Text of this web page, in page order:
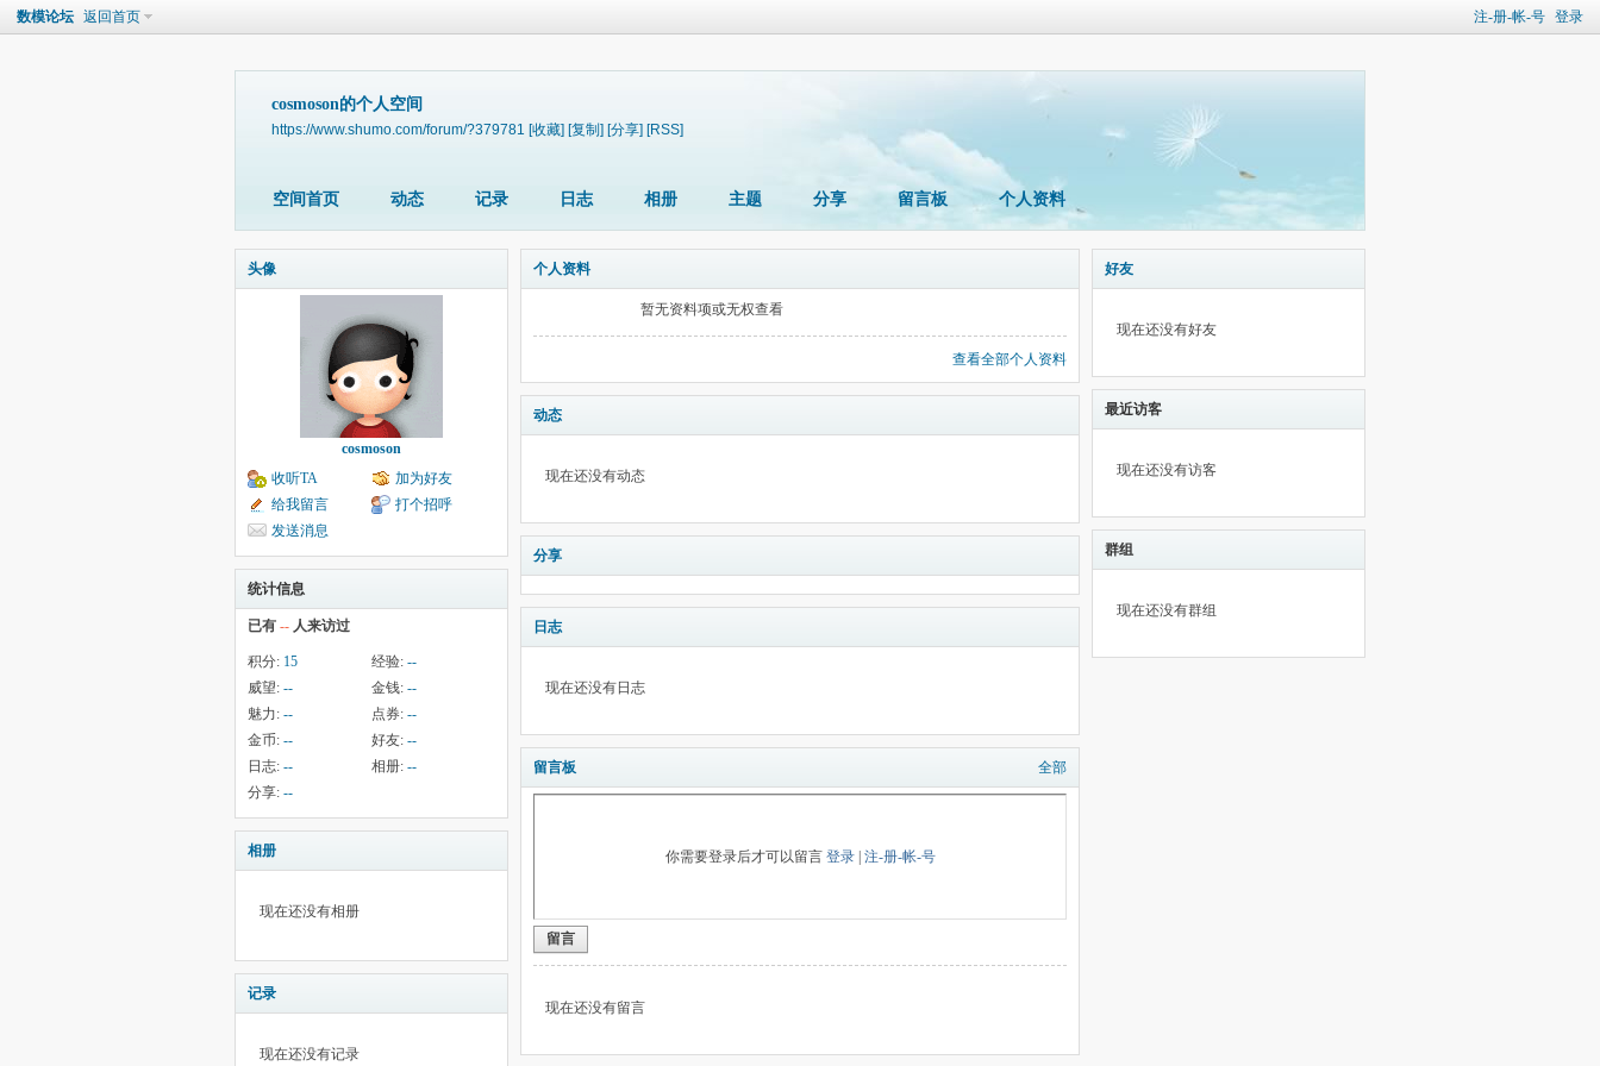
注-册-帐-号 登录
数模论坛 返回首页
cosmoson的个人空间
https://www.shumo.com/forum/?379781 [收藏] [复制] [分享] [RSS]
空间首页 动态 记录 日志 相册 主题 分享 留言板 个人资料
头像
cosmoson
收听TA
加为好友
给我留言
打个招呼
发送消息
统计信息
已有 -- 人来访过
积分: 15 经验: --
威望: -- 金钱: --
魅力: -- 点券: --
金币: -- 好友: --
日志: -- 相册: --
分享: --
相册
现在还没有相册
记录
现在还没有记录
个人资料
暂无资料项或无权查看
查看全部个人资料
动态
现在还没有动态
分享
日志
现在还没有日志
留言板 全部
你需要登录后才可以留言 登录| 注-册-帐-号
留言
现在还没有留言
好友
现在还没有好友
最近访客
现在还没有访客
群组
现在还没有群组